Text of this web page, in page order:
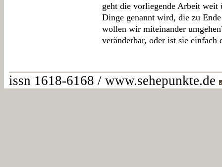
geht die vorliegende Arbeit weit
Dinge genannt wird, die zu
wollen wir miteinander
veränderbar, oder ist sie einfach
issn 1618-6168 / www.sehepunkte.de